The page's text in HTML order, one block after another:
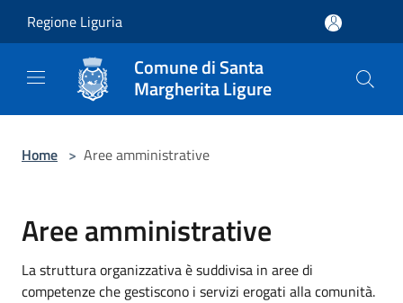
Regione Liguria
Comune di Santa
Margherita Ligure
Home > Aree amministrative
Aree amministrative
La struttura organizzativa è suddivisa in aree di
competenze che gestiscono i servizi erogati alla comunità.